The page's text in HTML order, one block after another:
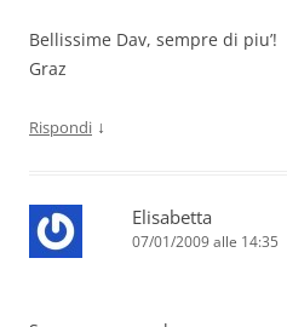
Bellissime Dav, sempre di piu’!
Graz
Rispondi ↓
Elisabetta
07/01/2009 alle 14:35